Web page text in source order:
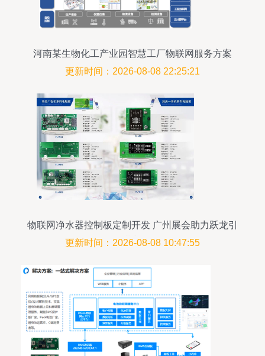
河南某生物化工产业园智慧工厂物联网服务方案
更新时间：2026-08-08 22:25:21
物联网净水器控制板定制开发 广州展会助力跃龙引
领行业新风向
更新时间：2026-08-08 10:47:55